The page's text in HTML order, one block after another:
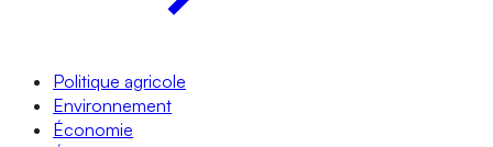
Politique agricole
Environnement
Économie